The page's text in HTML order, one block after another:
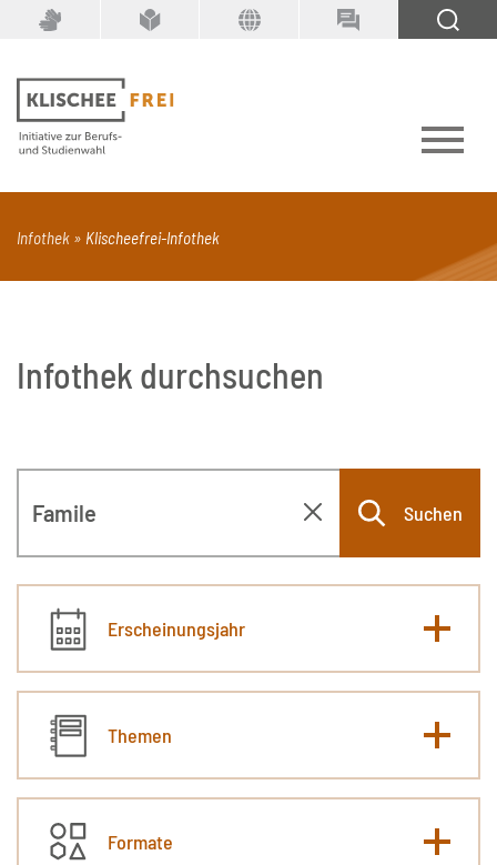
Suchbegriff
Infothek
Klischeefrei-Infothek
Infothek durchsuchen
Suchen
Erscheinungsjahr
Themen
Formate